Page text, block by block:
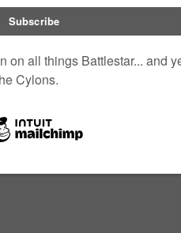
an Bord von Schiffen
mit einem Senior, dem
dem Schiff unterstützt.